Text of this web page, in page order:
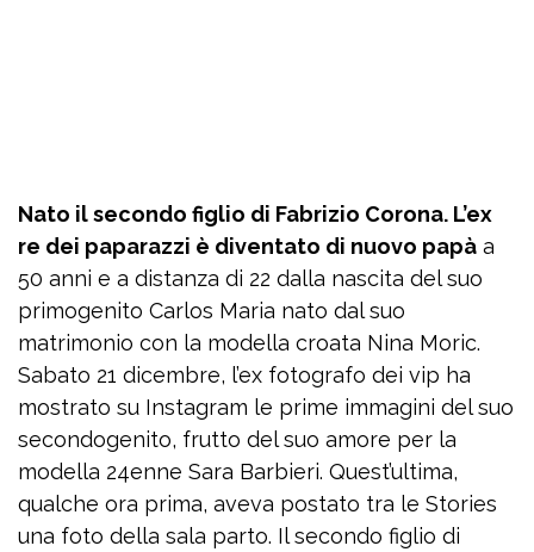
Nato il secondo figlio di Fabrizio Corona. L’ex
re dei paparazzi è diventato di nuovo papà a
50 anni e a distanza di 22 dalla nascita del suo
primogenito Carlos Maria nato dal suo
matrimonio con la modella croata Nina Moric.
Sabato 21 dicembre, l’ex fotografo dei vip ha
mostrato su Instagram le prime immagini del suo
secondogenito, frutto del suo amore per la
modella 24enne Sara Barbieri. Quest’ultima,
qualche ora prima, aveva postato tra le Stories
una foto della sala parto. Il secondo figlio di